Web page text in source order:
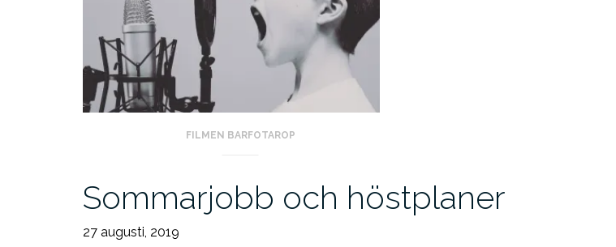
FILMEN BARFOTAROP
Sommarjobb och höstplaner
27 augusti, 2019